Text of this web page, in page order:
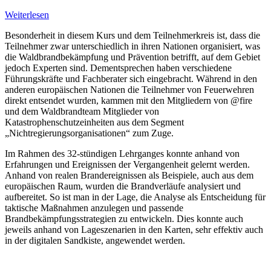
Weiterlesen
Analysis
Training
in
Deutschland
–
Waldbrandteam
entsendet
2
Teilnehmer
Besonderheit in diesem Kurs und dem Teilnehmerkreis ist, dass die
Teilnehmer zwar unterschiedlich in ihren Nationen organisiert, was
die Waldbrandbekämpfung und Prävention betrifft, auf dem Gebiet
jedoch Experten sind. Dementsprechen haben verschiedene
Führungskräfte und Fachberater sich eingebracht. Während in den
anderen europäischen Nationen die Teilnehmer von Feuerwehren
direkt entsendet wurden, kammen mit den Mitgliedern von @fire
und dem Waldbrandteam Mitglieder von
Katastrophenschutzeinheiten aus dem Segment
„Nichtregierungsorganisationen“ zum Zuge.
Im Rahmen des 32-stündigen Lehrganges konnte anhand von
Erfahrungen und Ereignissen der Vergangenheit gelernt werden.
Anhand von realen Brandereignissen als Beispiele, auch aus dem
europäischen Raum, wurden die Brandverläufe analysiert und
aufbereitet. So ist man in der Lage, die Analyse als Entscheidung für
taktische Maßnahmen anzulegen und passende
Brandbekämpfungsstrategien zu entwickeln. Dies konnte auch
jeweils anhand von Lageszenarien in den Karten, sehr effektiv auch
in der digitalen Sandkiste, angewendet werden.